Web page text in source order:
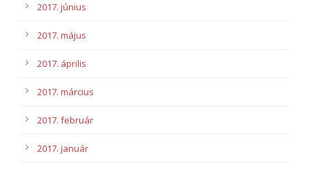
2017. június
2017. május
2017. április
2017. március
2017. február
2017. január